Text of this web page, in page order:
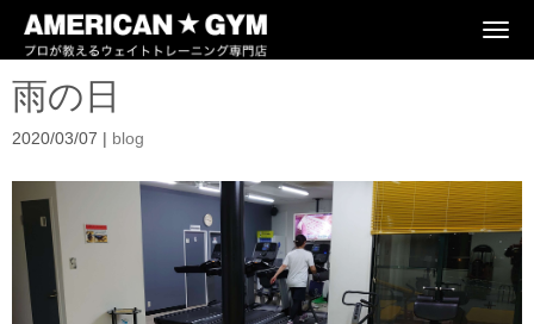
N
o
n
雨の日
2020/03/07 | blog